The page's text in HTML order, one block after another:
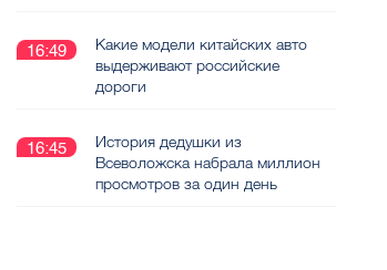
16:49
Какие модели китайских авто
выдерживают российские
дороги
16:45
История дедушки из
Всеволожска набрала миллион
просмотров за один день